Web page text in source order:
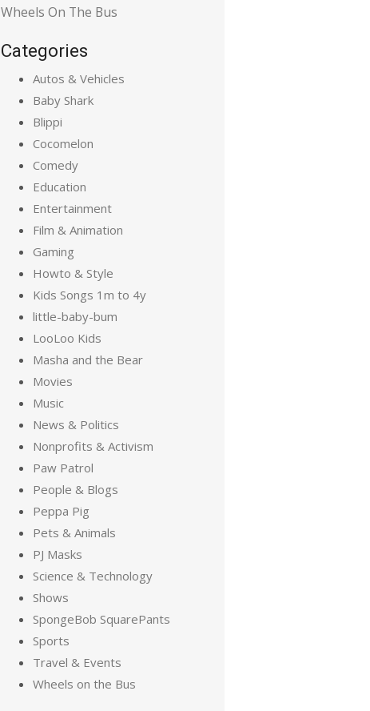
Wheels On The Bus
Categories
Autos & Vehicles
Baby Shark
Blippi
Cocomelon
Comedy
Education
Entertainment
Film & Animation
Gaming
Howto & Style
Kids Songs 1m to 4y
little-baby-bum
LooLoo Kids
Masha and the Bear
Movies
Music
News & Politics
Nonprofits & Activism
Paw Patrol
People & Blogs
Peppa Pig
Pets & Animals
PJ Masks
Science & Technology
Shows
SpongeBob SquarePants
Sports
Travel & Events
Wheels on the Bus